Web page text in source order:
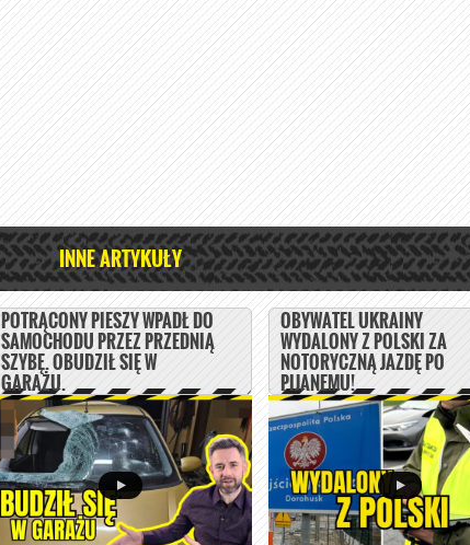
INNE ARTYKUŁY
POTRĄCONY PIESZY WPADŁ DO
SAMOCHODU PRZEZ PRZEDNIĄ
SZYBĘ. OBUDZIŁ SIĘ W
GARAŻU.
OBYWATEL UKRAINY
WYDALONY Z POLSKI ZA
NOTORYCZNĄ JAZDĘ PO
PIJANEMU!